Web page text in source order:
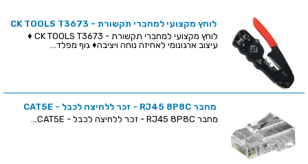
לוחץ מקצועי למחברי תקשורת - CK TOOLS T3673
לוחץ מקצועי למחברי תקשורת - CK TOOLS T3673 ♦
עיצוב ארגונומי לאחיזה נוחה ויציבה♦ גוף מפלד...
מחבר RJ45 8P8C - זכר ללחיצה לכבל - CAT5E
מחבר RJ45 8P8C - זכר ללחיצה לכבל - CAT5E...